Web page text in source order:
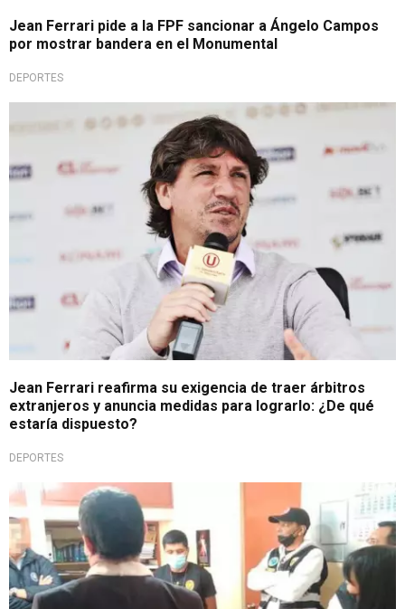
Jean Ferrari pide a la FPF sancionar a Ángelo Campos
por mostrar bandera en el Monumental
DEPORTES
Jean Ferrari reafirma su exigencia de traer árbitros
extranjeros y anuncia medidas para lograrlo: ¿De qué
estaría dispuesto?
DEPORTES